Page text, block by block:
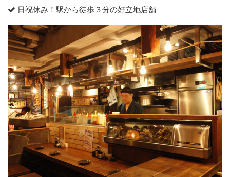
日祝休み！駅から徒歩３分の好立地店舗